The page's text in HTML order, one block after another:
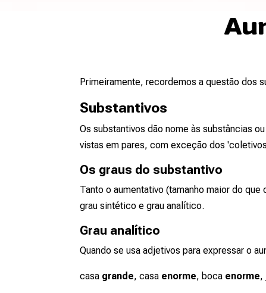
Primeiramente, recordemos a questão dos
Substantivos
Os substantivos dão nome às substâncias
vistas em pares, com exceção dos
Os graus do substantivo
Tanto o aumentativo (tamanho maior do
grau sintético e grau analítico.
Grau analítico
Quando se usa adjetivos para expressar o
casa grande, casa enorme, boca enorme,